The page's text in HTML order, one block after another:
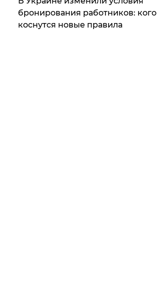
бронирования работников: кого
коснутся новые правила